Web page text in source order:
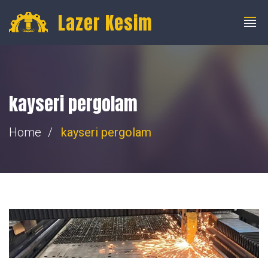
info@fibercnclazer.com
Lazer Kesim
kayseri pergolam
Home kayseri pergolam